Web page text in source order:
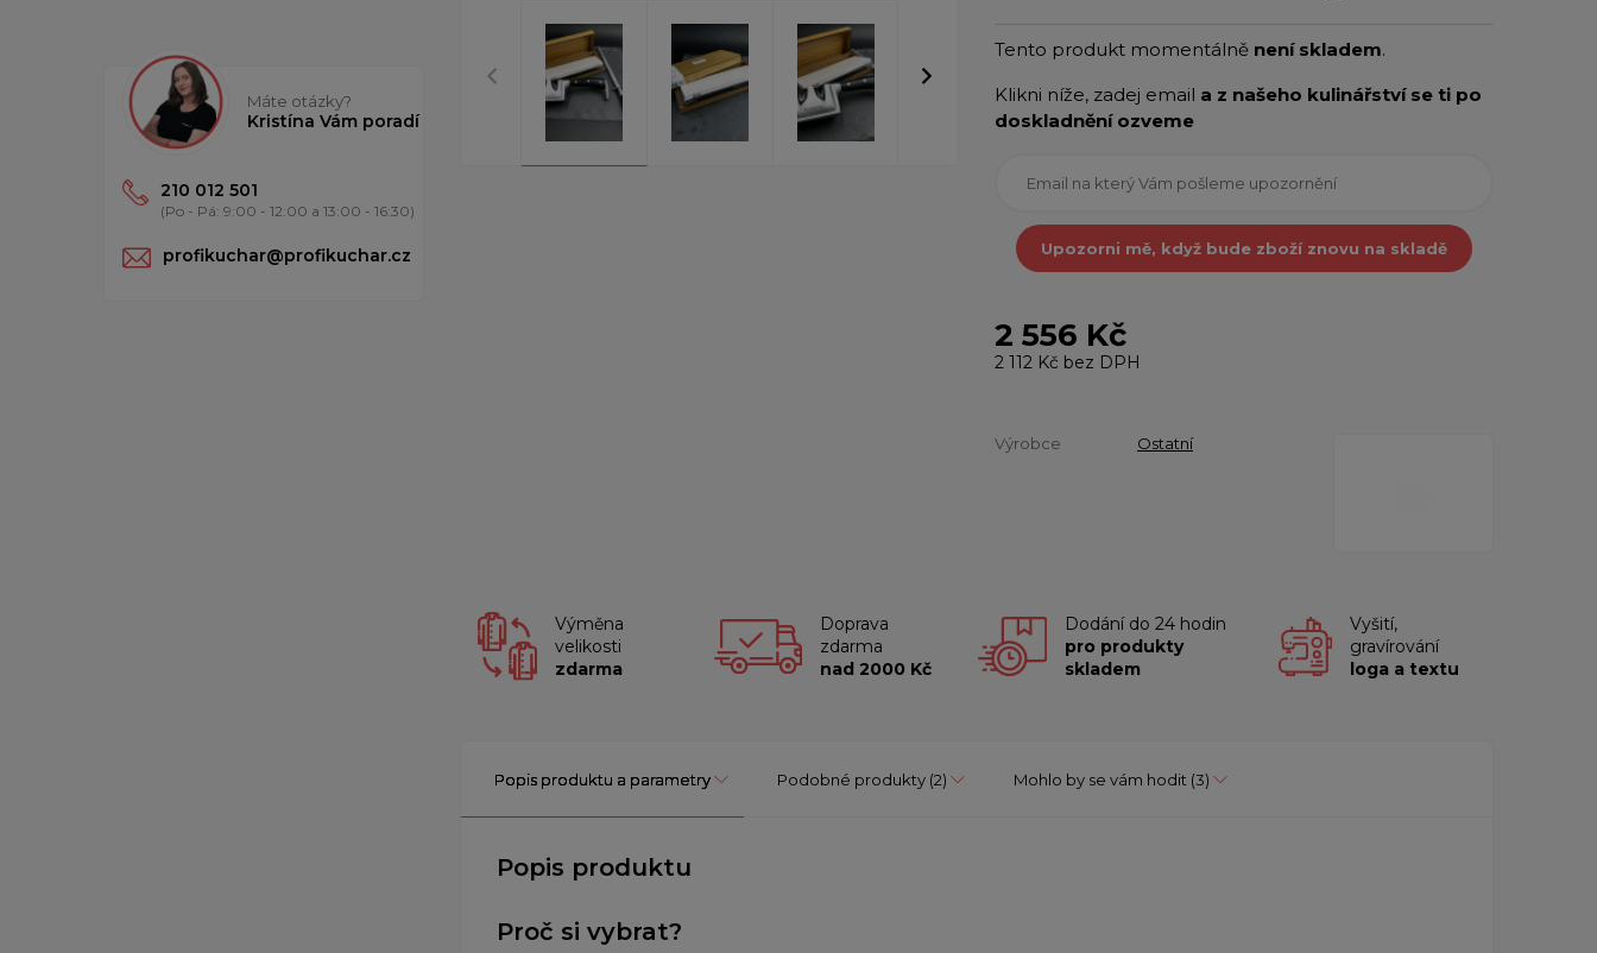
Máte otázky?
Kristína Vám poradí
210 012 501
(Po - Pá: 9:00 - 12:00 a 13:00 - 16:30)
profikuchar@profikuchar.cz
Tento produkt momentálně není skladem.
Klikni níže, zadej email a z našeho kulinářství se ti po
doskladnění ozveme
Upozorni mě, když bude zboží znovu na skladě
2 556 Kč
2 112 Kč bez DPH
Výrobce Ostatní
Výměna
velikosti
zdarma
Doprava
zdarma
nad 2000 Kč
Dodání do 24 hodin
pro produkty
skladem
Vyšití,
gravírování
loga a textu
Popis produktu a parametry Podobné produkty (2) Mohlo by se vám hodit (3)
Popis produktu
Proč si vybrat?